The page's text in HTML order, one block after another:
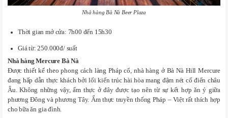
Nhà hàng Bà Nà Beer Plaza
Thời gian mở cửa: 7h00 đến 15h30
Giá từ: 250.000đ/ suất
Nhà hàng Mercure Bà Nà
Được thiết kế theo phong cách làng Pháp cổ, nhà hàng ở Bà Nà Hill Mercure
đang hấp dẫn thực khách bởi lối kiến trúc hài hòa mang đậm nét cổ điển châu
Âu. Không những vậy, ẩm thực ở đây được tạo nên từ sự kết hợp ăn ý giữa
phương Đông và phương Tây. Ẩm thực truyền thống Pháp – Việt rất thích hợp
cho bữa ăn gia đình.